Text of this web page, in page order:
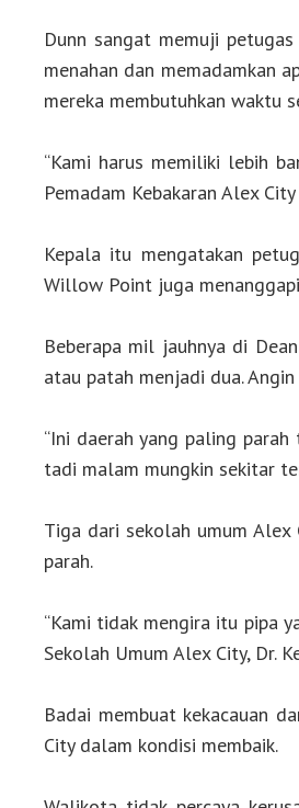
Dunn sangat memuji
menahan dan memadamkan
mereka membutuhkan waktu
“Kami harus memiliki lebih
Pemadam Kebakaran Alex
Kepala itu mengatakan
Willow Point juga
Beberapa mil jauhnya di
atau patah menjadi dua.
“Ini daerah yang paling parah
tadi malam mungkin sekitar
Tiga dari sekolah umum Alex
parah.
“Kami tidak mengira itu pipa
Sekolah Umum Alex City, Dr.
Badai membuat kekacauan
City dalam kondisi membaik.